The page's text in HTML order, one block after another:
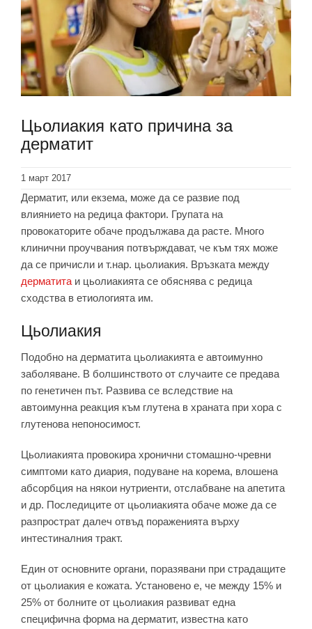
Цьолиакия като причина за
дерматит
1 март 2017
Дерматит, или екзема, може да се развие под
влиянието на редица фактори. Групата на
провокаторите обаче продължава да расте. Много
клинични проучвания потвърждават, че към тях може
да се причисли и т.нар. цьолиакия. Връзката между
дерматита и цьолиакията се обяснява с редица
сходства в етиологията им.
Цьолиакия
Подобно на дерматита цьолиакията е автоимунно
заболяване. В болшинството от случаите се предава
по генетичен път. Развива се вследствие на
автоимунна реакция към глутена в храната при хора с
глутенова непоносимост.
Цьолиакията провокира хронични стомашно-чревни
симптоми като диария, подуване на корема, влошена
абсорбция на някои нутриенти, отслабване на апетита
и др. Последиците от цьолиакията обаче може да се
разпрострат далеч отвъд пораженията върху
интестиналния тракт.
Един от основните органи, поразявани при страдащите
от цьолиакия е кожата. Установено е, че между 15% и
25% от болните от цьолиакия развиват една
специфична форма на дерматит, известна като